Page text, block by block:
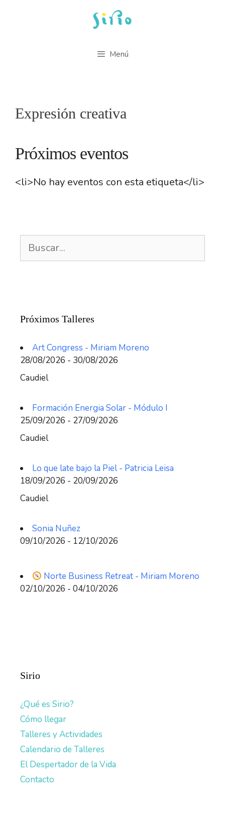
Menú
Expresión creativa
Próximos eventos
<li>No hay eventos con esta etiqueta</li>
Próximos Talleres
Art Congress - Miriam Moreno
28/08/2026 - 30/08/2026
Caudiel
Formación Energia Solar - Módulo I
25/09/2026 - 27/09/2026
Caudiel
Lo que late bajo la Piel - Patricia Leisa
18/09/2026 - 20/09/2026
Caudiel
Sonia Nuñez
09/10/2026 - 12/10/2026
Norte Business Retreat - Miriam Moreno
02/10/2026 - 04/10/2026
Sirio
¿Qué es Sirio?
Cómo llegar
Talleres y Actividades
Calendario de Talleres
El Despertador de la Vida
Contacto